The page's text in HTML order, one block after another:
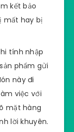
kết bảo
mất hay bị
tính nhập
phẩm gửi
này đi
việc với
mặt hàng
lời khuyên.